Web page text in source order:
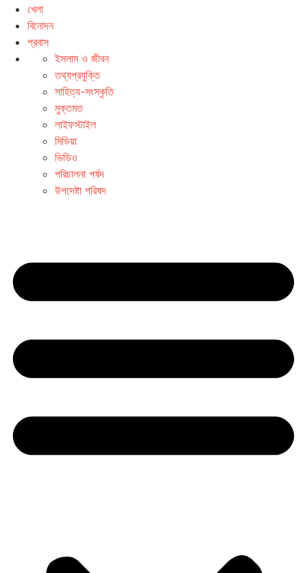
খেলা
বিনোদন
প্রবাস
ইসলাম ও জীবন
তথ্যপ্রযুক্তি
সাহিত্য-সংস্কৃতি
মুক্তমত
লাইফস্টাইল
মিডিয়া
ভিডিও
পরিচালনা পর্ষদ
উপদেষ্টা পরিষদ